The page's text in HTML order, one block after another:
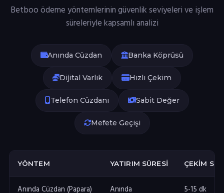
Betboo ödeme yöntemlerinin güvenlik seviyeleri ve işlem
süreleriyle kapsamlı analizi
Anında Cüzdan Banka Köprüsü
Dijital Varlık Hızlı Çekim
Telefon Cüzdanı Sabit Değer
Mefete Geçişi
YÖNTEM YATIRIM SÜRESI ÇEKIM
Anında Cüzdan (Papara) Anında 5-15 dk